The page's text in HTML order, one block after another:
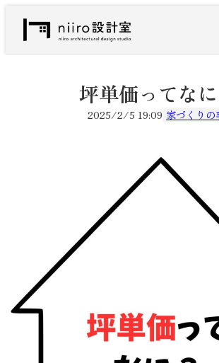
ス
坪単価ってなに
2025/2/5 19:09 家づくりの